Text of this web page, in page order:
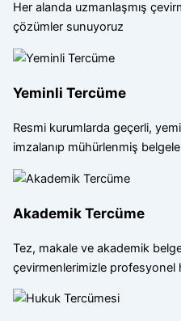
Her alanda uzmanlaşmış
çözümler sunuyoruz
Yeminli Tercüme
Resmi kurumlarda geçerli,
imzalanıp mühürlenmiş
Akademik Tercüme
Tez, makale ve akademik
çevirmenlerimizle profesyonel